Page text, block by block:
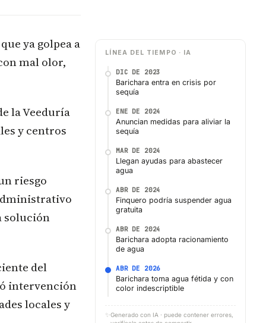
ya golpea a
mal olor,
la Veeduría
y centros
riesgo
solución
del
intervención
locales y
LÍNEA DEL TIEMPO · IA
DIC DE 2023
Barichara entra en crisis por
sequía
ENE DE 2024
Anuncian medidas para aliviar la
sequía
MAR DE 2024
Llegan ayudas para abastecer
agua
ABR DE 2024
Finquero podría suspender agua
gratuita
ABR DE 2024
Barichara adopta racionamiento
de agua
ABR DE 2026
Barichara toma agua fétida y con
color indescriptible
✨ Generado con IA · puede contener errores,